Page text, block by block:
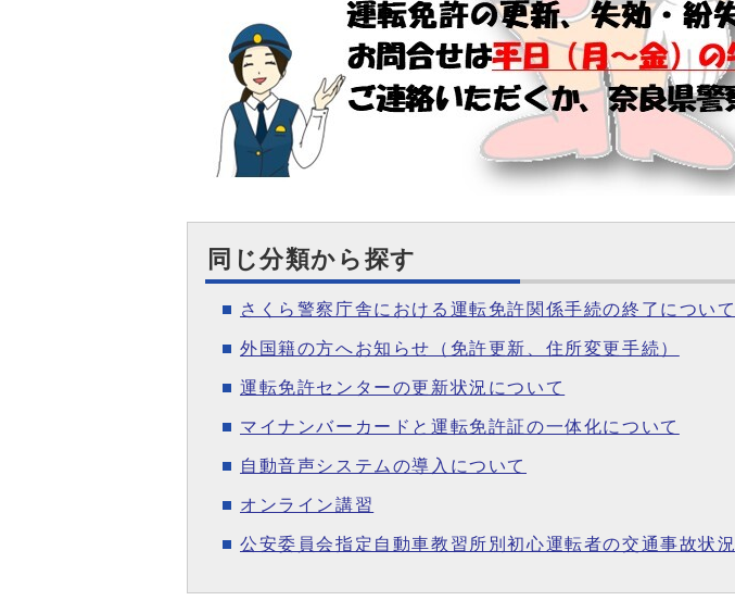
同じ分類から探す
さくら警察庁舎における運転免許関係手続の終了について
外国籍の方へお知らせ（免許更新、住所変更手続）
運転免許センターの更新状況について
マイナンバーカードと運転免許証の一体化について
自動音声システムの導入について
オンライン講習
公安委員会指定自動車教習所別初心運転者の交通事故状況